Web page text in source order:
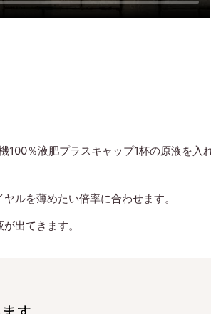
％液肥プラスキャップ1杯の原液を入
ルを薄めたい倍率に合わせます。
出てきます。